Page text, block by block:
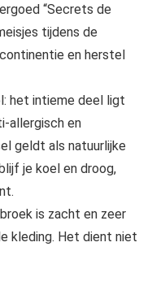
“Secrets de
tijdens de
en herstel
het intieme deel ligt
allergisch en
geldt als natuurlijke
je koel en droog,
is zacht en zeer
kleding. Het dient niet